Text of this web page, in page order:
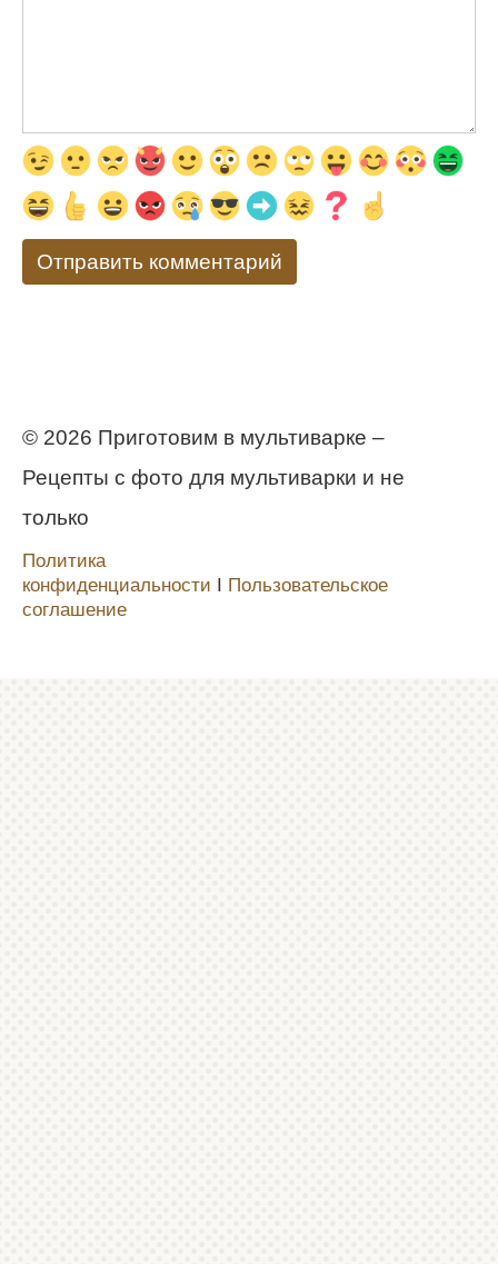
© 2026 Приготовим в мультиварке –
Рецепты с фото для мультиварки и не
только
Политика
конфиденциальности
Пользовательское
соглашение